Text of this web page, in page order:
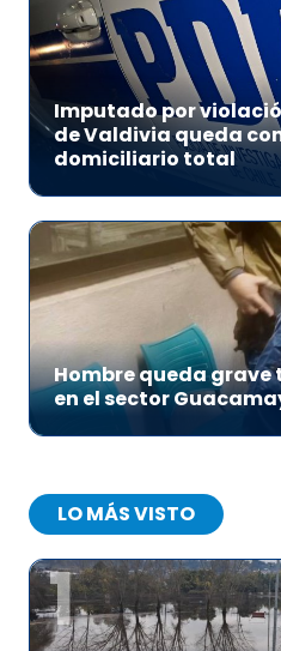
Imputado por
de Valdivia queda
domiciliario total
Hombre queda
en el sector
LO MÁS VISTO
1